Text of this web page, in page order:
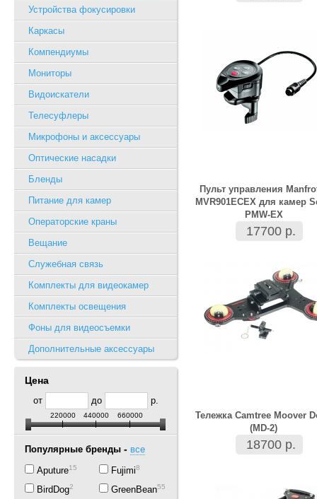
Устройства фокусировки
Каркасы
Компендиумы
Мониторы
Видоискатели
Телесуфлеры
Микрофоны и аксессуары
Оптические насадки
Бленды
Питание для камер
Операторские краны
Вещание
Служебная связь
Комплекты для видеокамер
Комплекты освещения
Фоны для видеосъемки
Дополнительные аксессуары
Цена
от до р.
220000 440000 660000
Популярные бренды - все
Aputure15
BirdDog2
Fujimi8
GreenBean55
Пульт управления
MVR901ECEX для камер
PMW-EX
17700 р.
Тележка Camtree Moover
(MD-2)
18700 р.